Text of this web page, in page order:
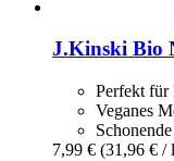
J.Kinski Bio
Perfekt für
Veganes
7,99 € (31,96 € /